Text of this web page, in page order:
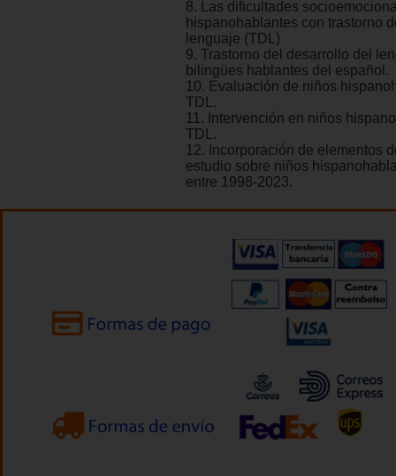
8. Las dificultades
hispanohablantes con trastorno
lenguaje (TDL)
9. Trastorno del desarrollo del
bilingües hablantes del español.
10. Evaluación de niños
TDL.
11. Intervención en niños
TDL.
12. Incorporación de elementos
estudio sobre niños
entre 1998-2023.